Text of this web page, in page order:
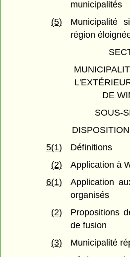
municipalités
(5)
Municipalité
région
DE
SOUS-
5(1)
Définitions
(2)
Application à
6(1)
Application
organisés
(2)
Propositions
de fusion
(3)
Municipalité